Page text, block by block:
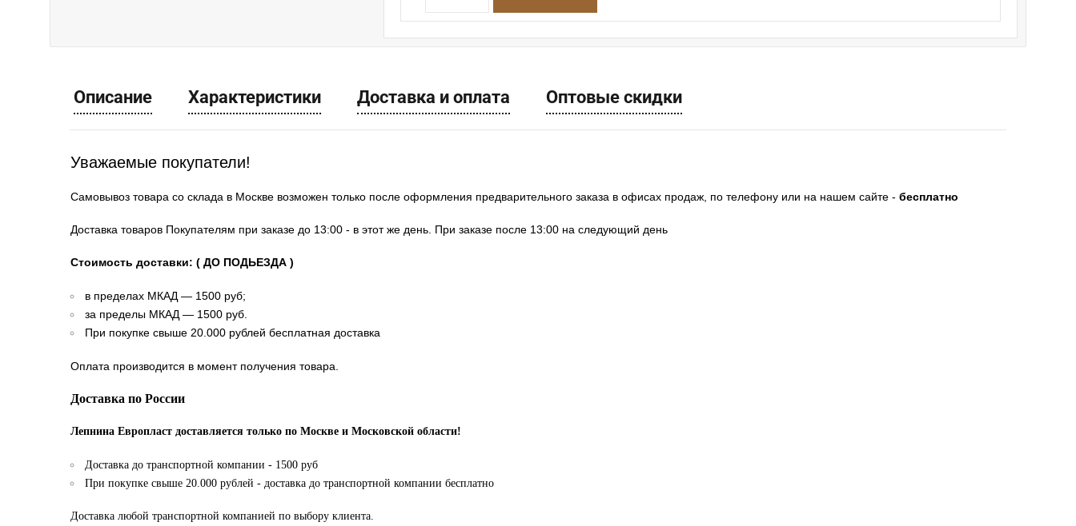
Описание Характеристики Доставка и оплата Оптовые скидки
Уважаемые покупатели!
Самовывоз товара со склада в Москве возможен только после оформления предварительного заказа в офисах продаж, по телефону или на нашем сайте - бесплатно
Доставка товаров Покупателям при заказе до 13:00 - в этот же день. При заказе после 13:00 на следующий день
Стоимость доставки: ( ДО ПОДЬЕЗДА )
в пределах МКАД — 1500 руб;
за пределы МКАД — 1500 руб.
При покупке свыше 20.000 рублей бесплатная доставка
Оплата производится в момент получения товара.
Доставка по России
Лепнина Европласт доставляется только по Москве и Московской области!
Доставка до транспортной компании - 1500 руб
При покупке свыше 20.000 рублей - доставка до транспортной компании бесплатно
Доставка любой транспортной компанией по выбору клиента.